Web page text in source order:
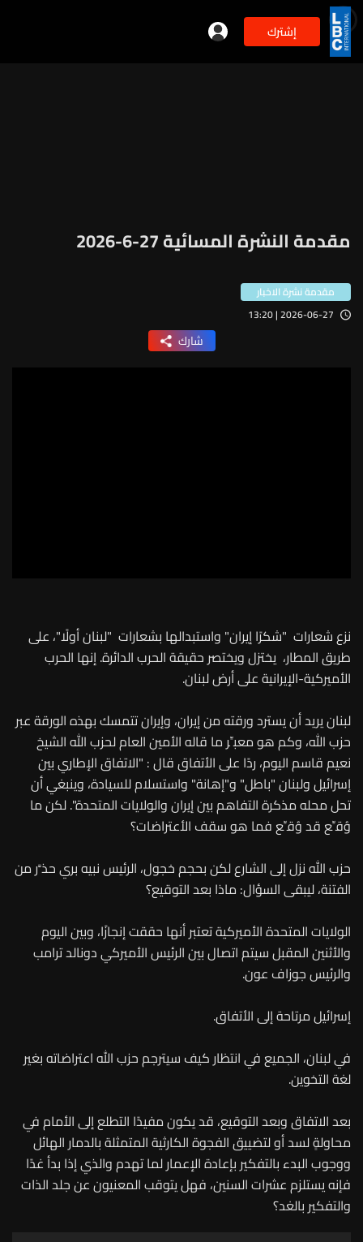
إشترك
مقدمة النشرة المسائية 27-6-2026
مقدمة نشرة الاخبار
2026-06-27 | 13:20
شارك
نزع شعارات "شكرًا إيران" واستبدالها بشعارات "لبنان أولًا"، على
طريق المطار، يختزل ويختصر حقيقة الحرب الدائرة. إنها الحرب
الأميركية-الإيرانية على أرض لبنان.
لبنان يريد أن يسترد ورقته من إيران، وإيران تتمسك بهذه الورقة عبر
حزب الله، وكم هو معبِّر ما قاله الأمين العام لحزب الله الشيخ
نعيم قاسم اليوم، ردًا على الأتفاق قال : "الاتفاق الإطاري بين
إسرائيل ولبنان "باطل" و"إهانة" واستسلام للسيادة، وينبغي أن
تحل محله مذكرة التفاهم بين إيران والولايات المتحدة". لكن ما
وُقِّع قد وُقِّع فما هو سقف الأعتراضات؟
حزب الله نزل إلى الشارع لكن بحجم خجول، الرئيس نبيه بري حذَّر من
الفتنة، ليبقى السؤال: ماذا بعد التوقيع؟
الولايات المتحدة الأميركية تعتبر أنها حققت إنجازًا، وبين اليوم
والأثنين المقبل سيتم اتصال بين الرئيس الأميركي دونالد ترامب
والرئيس جوزاف عون.
إسرائيل مرتاحة إلى الأتفاق.
في لبنان، الجميع في انتظار كيف سيترجم حزب الله اعتراضاته بغير
لغة التخوين.
بعد الاتفاق وبعد التوقيع، قد يكون مفيدًا التطلع إلى الأمام في
محاولةٍ لسد أو لتضييق الفجوة الكارثية المتمثلة بالدمار الهائل
ووجوب البدء بالتفكير بإعادة الإعمار لما تهدم والذي إذا بدأ غدًا
فإنه يستلزم عشرات السنين، فهل يتوقب المعنيون عن جلد الذات
والتفكير بالغد؟